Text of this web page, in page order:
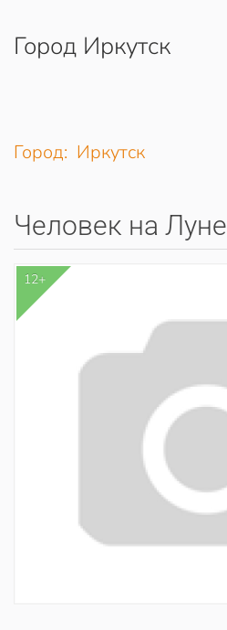
Перейти к содержимому
Город Иркутск
Город: Иркутск
Человек на Луне
12+